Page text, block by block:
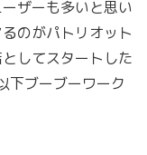
ザーも多いと思い
のがパトリオット
してスタートした
下ブーブーワーク